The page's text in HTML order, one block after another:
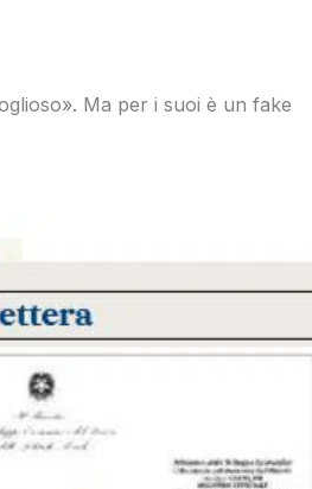
Ma per i suoi è un fake